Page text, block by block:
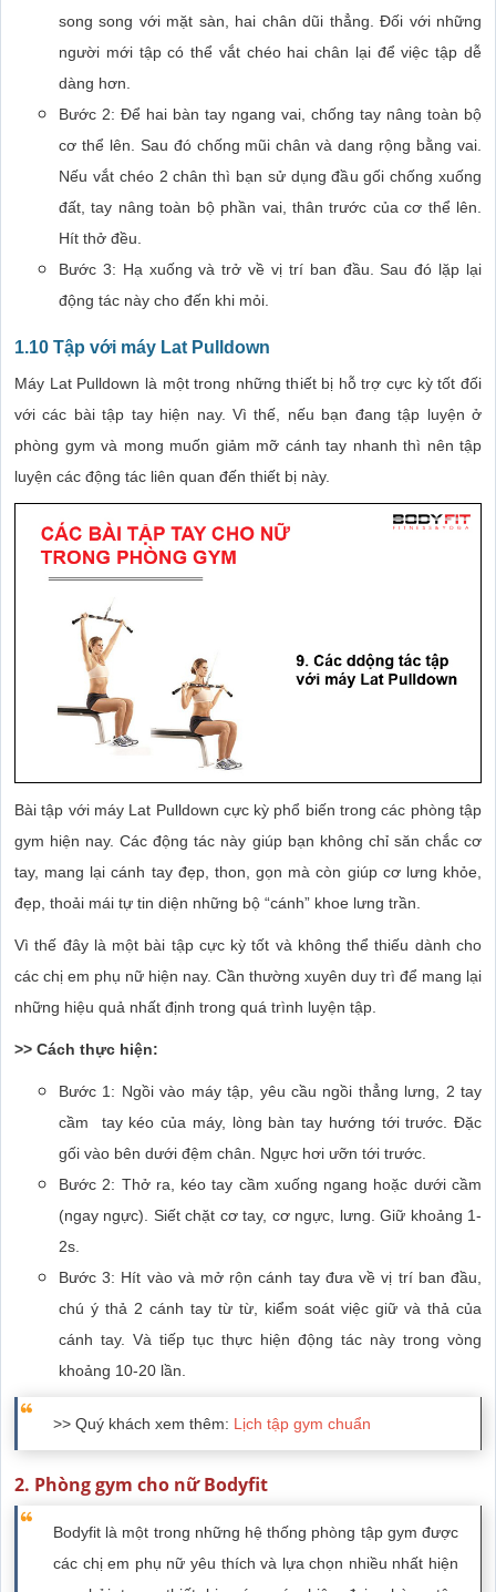
song song với mặt sàn, hai chân dũi thẳng. Đối với những
người mới tập có thể vắt chéo hai chân lại để việc tập dễ
dàng hơn.
Bước 2: Để hai bàn tay ngang vai, chống tay nâng toàn bộ
cơ thể lên. Sau đó chống mũi chân và dang rộng bằng vai.
Nếu vắt chéo 2 chân thì bạn sử dụng đầu gối chống xuống
đất, tay nâng toàn bộ phần vai, thân trước của cơ thể lên.
Hít thở đều.
Bước 3: Hạ xuống và trở về vị trí ban đầu. Sau đó lặp lại
động tác này cho đến khi mỏi.
1.10 Tập với máy Lat Pulldown
Máy Lat Pulldown là một trong những thiết bị hỗ trợ cực kỳ tốt đối
với các bài tập tay hiện nay. Vì thế, nếu bạn đang tập luyện ở
phòng gym và mong muốn giảm mỡ cánh tay nhanh thì nên tập
luyện các động tác liên quan đến thiết bị này.
Bài tập với máy Lat Pulldown cực kỳ phổ biến trong các phòng tập
gym hiện nay. Các động tác này giúp bạn không chỉ săn chắc cơ
tay, mang lại cánh tay đẹp, thon, gọn mà còn giúp cơ lưng khỏe,
đẹp, thoải mái tự tin diện những bộ “cánh” khoe lưng trần.
Vì thế đây là một bài tập cực kỳ tốt và không thể thiếu dành cho
các chị em phụ nữ hiện nay. Cần thường xuyên duy trì để mang lại
những hiệu quả nhất định trong quá trình luyện tập.
>> Cách thực hiện:
Bước 1: Ngồi vào máy tập, yêu cầu ngồi thẳng lưng, 2 tay
cầm tay kéo của máy, lòng bàn tay hướng tới trước. Đặc
gối vào bên dưới đệm chân. Ngực hơi ưỡn tới trước.
Bước 2: Thở ra, kéo tay cầm xuống ngang hoặc dưới cầm
(ngay ngực). Siết chặt cơ tay, cơ ngực, lưng. Giữ khoảng 1-
2s.
Bước 3: Hít vào và mở rộn cánh tay đưa về vị trí ban đầu,
chú ý thả 2 cánh tay từ từ, kiểm soát việc giữ và thả của
cánh tay. Và tiếp tục thực hiện động tác này trong vòng
khoảng 10-20 lần.
>> Quý khách xem thêm: Lịch tập gym chuẩn
2. Phòng gym cho nữ Bodyfit
Bodyfit là một trong những hệ thống phòng tập gym được
các chị em phụ nữ yêu thích và lựa chọn nhiều nhất hiện